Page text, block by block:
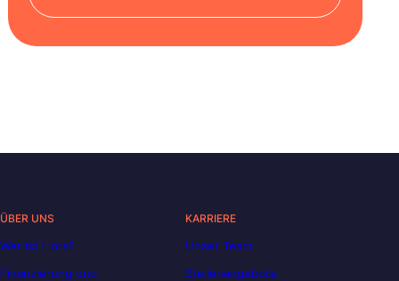
ÜBER UNS
Wer ist Liora?
Finanzierung und
KARRIERE
Unser Team
Stellenangebote